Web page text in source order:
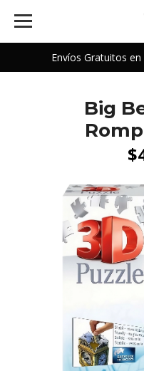
Envíos Gratuitos
Big